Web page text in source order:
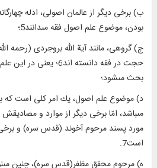
ب) برخى ديگر از عالمان اصولى، ادله
بودن، موضوع علم اصول فقه مى‏دانند5؛
ج) گروهى، مانند آية الله بروجردى (رحمه
حجت در فقه دانسته‏
بحث مى‏شود؛
د) موضوع علم اصول، يك امر كلى است كه
مى‏باشد، امّا برخى ديگر از موارد و
مورد پسند مرحوم آخوند (قدس سره) و برخى
است7.
ه) مرحوم محقق مظفر(قدس سره)، چنين